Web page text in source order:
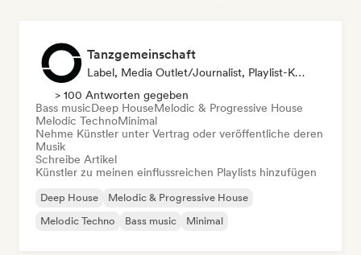
Tanzgemeinschaft
Label, Media Outlet/Journalist, Playlist-Kurator
> 100 Antworten gegeben
Bass musicDeep HouseMelodic & Progressive House
Melodic TechnoMinimal
Nehme Künstler unter Vertrag oder veröffentliche deren
Musik
Schreibe Artikel
Künstler zu meinen einflussreichen Playlists hinzufügen
Deep House
Melodic & Progressive House
Melodic Techno
Bass music Minimal